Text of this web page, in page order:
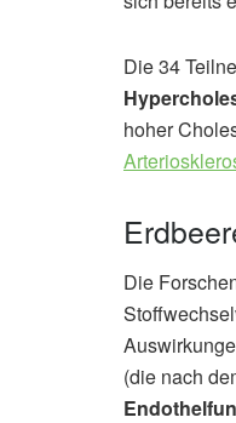
Die 34
hoher
Die
(die nach